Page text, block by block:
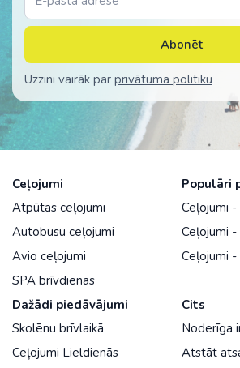
Abonēt
Uzzini vairāk par privātuma politiku
Ceļojumi
Atpūtas ceļojumi
Autobusu ceļojumi
Avio ceļojumi
SPA brīvdienas
Populāri
Ceļojumi -
Ceļojumi -
Ceļojumi
Dažādi piedāvājumi
Skolēnu brīvlaikā
Ceļojumi Lieldienās
Cits
Noderīga
Atstāt